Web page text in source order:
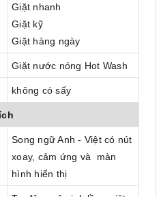
Giặt nhanh
Giặt kỹ
Giặt hàng ngày
Giặt nước nóng Hot Wash
không có sấy
Song ngữ Anh - Việt có nút
xoay, cảm ứng và màn
hình hiển thị